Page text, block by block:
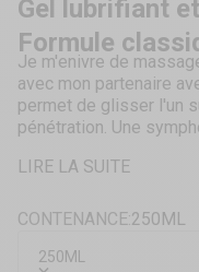
Gel lubrifiant
Formule
Je m'enivre de
avec mon partenaire
permet de glisser l'un
pénétration. Une
Prêt à l'emploi
Lubrifiant de massage
LIRE LA SUITE
CONTENANCE:250ML
250ML